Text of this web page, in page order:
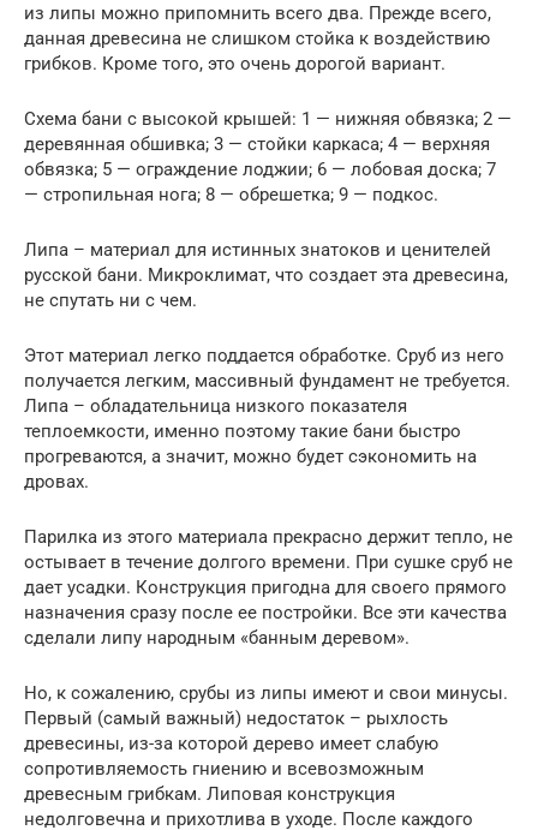
из липы можно припомнить всего два. Прежде всего,
данная древесина не слишком стойка к воздействию
грибков. Кроме того, это очень дорогой вариант.
Схема бани с высокой крышей: 1 — нижняя обвязка; 2 —
деревянная обшивка; 3 — стойки каркаса; 4 — верхняя
обвязка; 5 — ограждение лоджии; 6 — лобовая доска; 7
— стропильная нога; 8 — обрешетка; 9 — подкос.
Липа – материал для истинных знатоков и ценителей
русской бани. Микроклимат, что создает эта древесина,
не спутать ни с чем.
Этот материал легко поддается обработке. Сруб из него
получается легким, массивный фундамент не требуется.
Липа – обладательница низкого показателя
теплоемкости, именно поэтому такие бани быстро
прогреваются, а значит, можно будет сэкономить на
дровах.
Парилка из этого материала прекрасно держит тепло, не
остывает в течение долгого времени. При сушке сруб не
дает усадки. Конструкция пригодна для своего прямого
назначения сразу после ее постройки. Все эти качества
сделали липу народным «банным деревом».
Но, к сожалению, срубы из липы имеют и свои минусы.
Первый (самый важный) недостаток – рыхлость
древесины, из-за которой дерево имеет слабую
сопротивляемость гниению и всевозможным
древесным грибкам. Липовая конструкция
недолговечна и прихотлива в уходе. После каждого